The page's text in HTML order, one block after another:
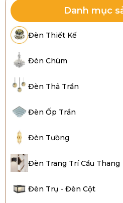
Danh mục
Đèn Thiết Kế
Đèn Chùm
Đèn Thả Trần
Đèn Ốp Trần
Đèn Tường
Đèn Trang Trí Cầu Thang
Đèn Trụ - Đèn Cột